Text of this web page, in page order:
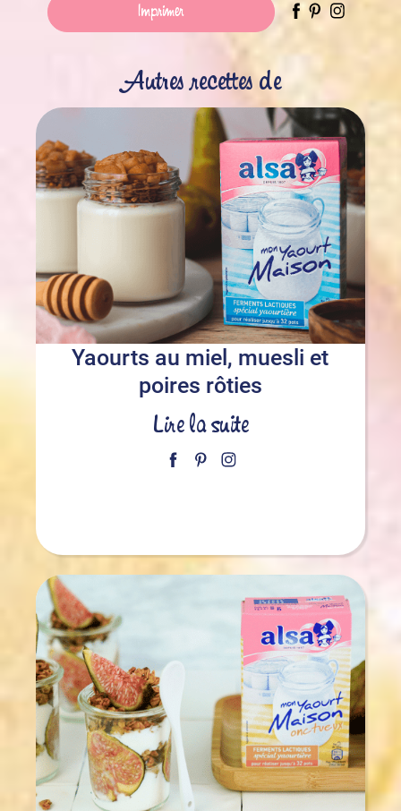
Imprimer
Autres recettes de
Yaourts au miel, muesli et
poires rôties
Lire la suite